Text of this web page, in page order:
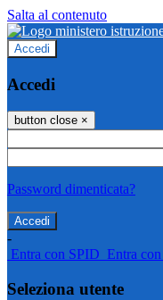
Salta al contenuto
Accedi
Accedi
button close ×
Password dimenticata?
-
Entra con SPID Entra
Seleziona utente